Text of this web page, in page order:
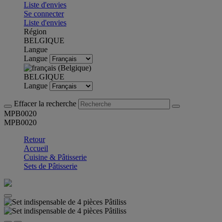
Liste d'envies
Se connecter
Liste d'envies
Région
BELGIQUE
Langue
Langue
BELGIQUE
Langue
Effacer la recherche
MPB0020
MPB0020
Retour
Accueil
Cuisine & Pâtisserie
Sets de Pâtisserie